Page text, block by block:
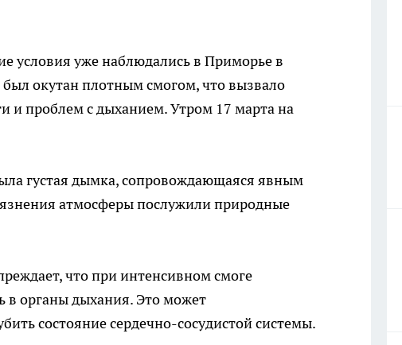
условия уже наблюдались в Приморье в
окутан плотным смогом, что вызвало
и проблем с дыханием. Утром 17 марта на
густая дымка, сопровождающаяся явным
атмосферы послужили природные
что при интенсивном смоге
в органы дыхания. Это может
состояние сердечно-сосудистой системы.